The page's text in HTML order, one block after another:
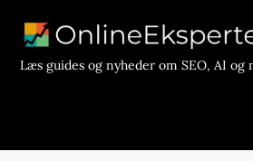
contentLæs guides og nyheder om SEO, AI og